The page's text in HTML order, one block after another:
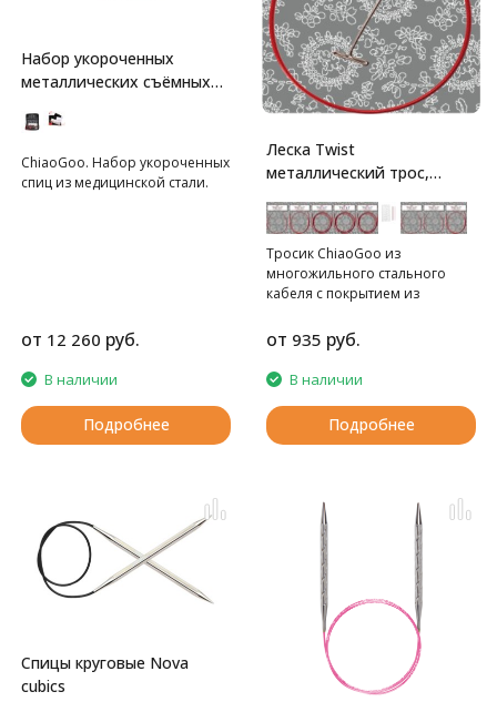
Набор укороченных
металлических съёмных
ChiaoGoo. Набор укороченных
спиц из медицинской стали.
от 12 260 руб.
В наличии
Подробнее
Леска Twist
металлический трос,
Тросик ChiaoGoo из
многожильного стального
кабеля с покрытием из
от 935 руб.
В наличии
Подробнее
Спицы круговые Nova
cubics